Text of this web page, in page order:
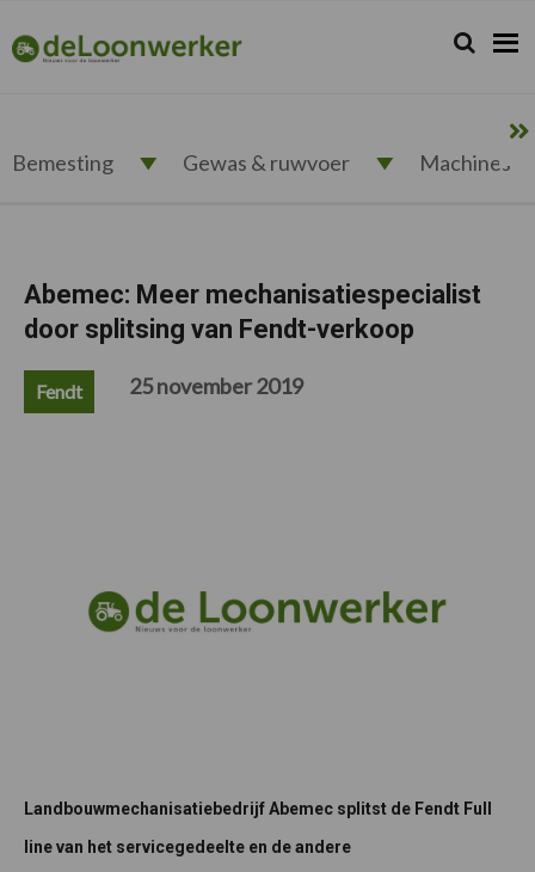
de
hoofdnavigatie
de
hoofd
de
eerste
de
voettekst
deloonwerker.nl Zoeken...
Zoek
Bemesting Gewas & ruwvoer Machines
Abemec: Meer mechanisatiespecialist
door splitsing van Fendt-verkoop
Fendt 25 november 2019
Landbouwmechanisatiebedrijf Abemec splitst de Fendt Full
line van het servicegedeelte en de andere